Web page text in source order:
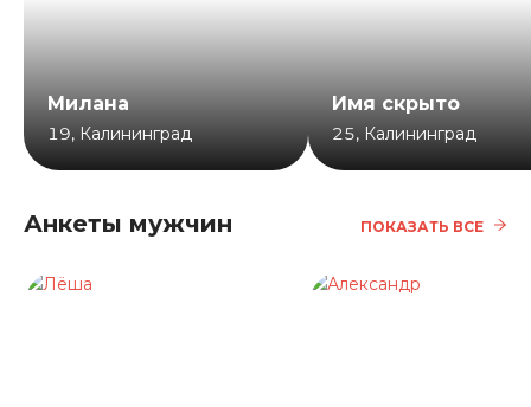
Милана
19, Калининград
Имя скрыто
25, Калининград
Анкеты мужчин ПОКАЗАТЬ ВСЕ